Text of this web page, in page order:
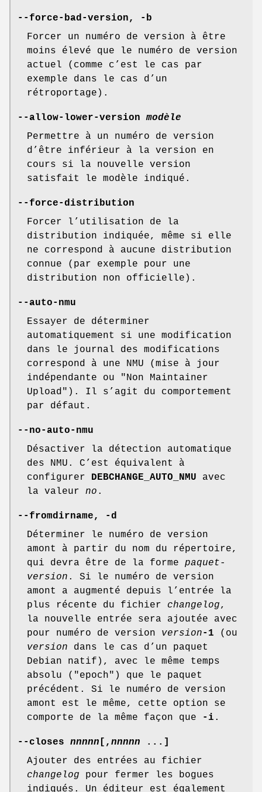
--force-bad-version,
-b
Forcer un numéro de version à être
moins élevé que le numéro de version
actuel (comme c’est le cas par
exemple dans le cas d’un
rétroportage).
--allow-lower-versionmodèle
Permettre à un numéro de version
d’être inférieur à la version en
cours si la nouvelle version
satisfait le modèle indiqué.
--force-distribution
Forcer l’utilisation de la
distribution indiquée, même si elle
ne correspond à aucune distribution
connue (par exemple pour une
distribution non officielle).
--auto-nmu
Essayer de déterminer
automatiquement si une modification
dans le journal des modifications
correspond à une NMU (mise à jour
indépendante ou "Non Maintainer
Upload"). Il s’agit du comportement
par défaut.
--no-auto-nmu
Désactiver la détection automatique
des NMU. C’est équivalent à
configurer DEBCHANGE_AUTO_NMU avec
la valeur no .
--fromdirname,
-d
Déterminer le numéro de version
amont à partir du nom du répertoire,
qui devra être de la forme paquet-
version . Si le numéro de version
amont a augmenté depuis l’entrée la
plus récente du fichier changelog,
la nouvelle entrée sera ajoutée avec
pour numéro de version version-1 (ou
version dans le cas d’un paquet
Debian natif), avec le même temps
absolu ("epoch") que le paquet
précédent. Si le numéro de version
amont est le même, cette option se
comporte de la même façon que
-i .
--closes nnnnn [ , nnnnn ...]
Ajouter des entrées au fichier
changelog pour fermer les bogues
indiqués. Un éditeur est également